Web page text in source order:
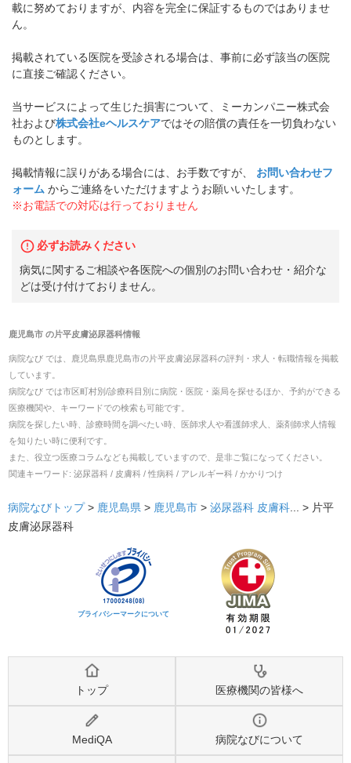
載に努めておりますが、内容を完全に保証するものではありませ
ん。
掲載されている医院を受診される場合は、事前に必ず該当の医院
に直接ご確認ください。
当サービスによって生じた損害について、ミーカンパニー株式会
社および株式会社eヘルスケアではその賠償の責任を一切負わない
ものとします。
掲載情報に誤りがある場合には、お手数ですが、
お問い合わせフ
ォーム からご連絡をいただけますようお願いいたします。
※お電話での対応は行っておりません
必ずお読みください
病気に関するご相談や各医院への個別のお問い合わせ・紹介な
どは受け付けておりません。
鹿児島市の片平皮膚泌尿器科情報
病院なび では、 鹿児島県鹿児島市の片平皮膚泌尿器科の評判・求人・転職情報を掲載
しています。
病院なび では市区町村別/診療科目別に病院・医院・薬局を探せるほか、予約ができる
医療機関や、キーワードでの検索も可能です。
病院を探したい時、診療時間を調べたい時、医師求人や看護師求人、薬剤師求人情報
を知りたい時に便利です。
また、役立つ医療コラムなども掲載していますので、是非ご覧になってください。
関連キーワード: 泌尿器科 / 皮膚科 / 性病科 / アレルギー科 / かかりつけ
病院なびトップ > 鹿児島県 > 鹿児島市 > 泌尿器科 皮膚科... > 片平
皮膚泌尿器科
プライバシーマークについて
トップ 医療機関の皆様へ
MediQA 病院なびについて